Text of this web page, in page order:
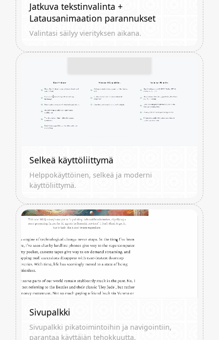
Jatkuva tekstinvalinta +
Latausanimaation parannukset
Valintasi säilyy vierityksen aikana.
Selkeä käyttöliittymä
Helppokäyttöinen, selkeä ja moderni
käyttöliittymä.
Sivupalkki
Sivupalkki pikatoimintoihin ja navigointiin,
parantaa käyttäjän tehokkuutta.